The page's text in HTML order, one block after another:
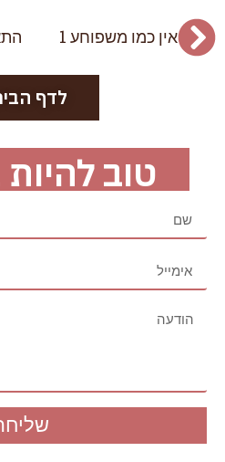
אין כמו משפוחע 1
לדף
טוב